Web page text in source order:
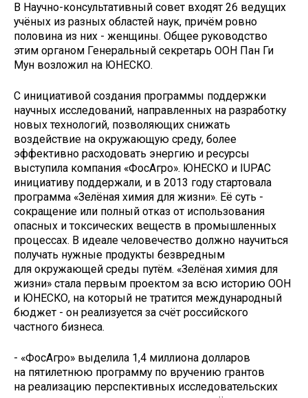
В Научно-консультативный совет входят 26 ведущих
учёных из разных областей наук, причём ровно
половина из них - женщины. Общее руководство
этим органом Генеральный секретарь ООН Пан Ги
Мун возложил на ЮНЕСКО.
С инициативой создания программы поддержки
научных исследований, направленных на разработку
новых технологий, позволяющих снижать
воздействие на окружающую среду, более
эффективно расходовать энергию и ресурсы
выступила компания «ФосАгро». ЮНЕСКО и IUPAС
инициативу поддержали, и в 2013 году стартовала
программа «Зелёная химия для жизни». Её суть -
сокращение или полный отказ от использования
опасных и токсических веществ в промышленных
процессах. В идеале человечество должно научиться
получать нужные продукты безвредным
для окружающей среды путём. «Зелёная химия для
жизни» стала первым проектом за всю историю ООН
и ­ЮНЕСКО, на который не тратится международный
бюджет - он реализуется за счёт российского
частного бизнеса.
- «ФосАгро» выделила 1,4 миллиона долларов
на пятилетнюю программу по вручению грантов
на реализацию перспективных исследовательских